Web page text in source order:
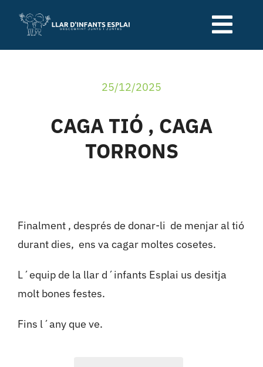
Relació família-escola
Contacte
25/12/2025
CAGA TIÓ , CAGA
TORRONS
Finalment , després de donar-li de menjar al tió
durant dies, ens va cagar moltes cosetes.
L´equip de la llar d´infants Esplai us desitja
molt bones festes.
Fins l´any que ve.